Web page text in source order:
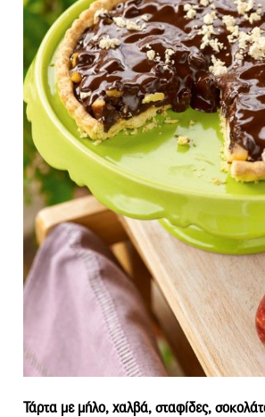
Τάρτα με μήλο, χαλβά, σταφίδες,